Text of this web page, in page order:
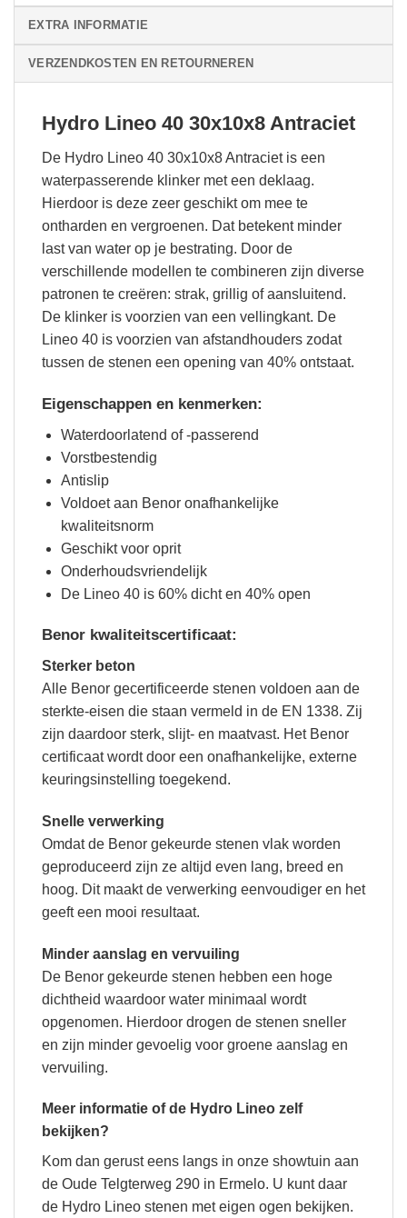
EXTRA INFORMATIE
VERZENDKOSTEN EN RETOURNEREN
Hydro Lineo 40 30x10x8 Antraciet
De Hydro Lineo 40 30x10x8 Antraciet is een
waterpasserende klinker met een deklaag.
Hierdoor is deze zeer geschikt om mee te
ontharden en vergroenen. Dat betekent minder
last van water op je bestrating. Door de
verschillende modellen te combineren zijn diverse
patronen te creëren: strak, grillig of aansluitend.
De klinker is voorzien van een vellingkant. De
Lineo 40 is voorzien van afstandhouders zodat
tussen de stenen een opening van 40% ontstaat.
Eigenschappen en kenmerken:
Waterdoorlatend of -passerend
Vorstbestendig
Antislip
Voldoet aan Benor onafhankelijke
kwaliteitsnorm
Geschikt voor oprit
Onderhoudsvriendelijk
De Lineo 40 is 60% dicht en 40% open
Benor kwaliteitscertificaat:
Sterker beton
Alle Benor gecertificeerde stenen voldoen aan de
sterkte-eisen die staan vermeld in de EN 1338. Zij
zijn daardoor sterk, slijt- en maatvast. Het Benor
certificaat wordt door een onafhankelijke, externe
keuringsinstelling toegekend.
Snelle verwerking
Omdat de Benor gekeurde stenen vlak worden
geproduceerd zijn ze altijd even lang, breed en
hoog. Dit maakt de verwerking eenvoudiger en het
geeft een mooi resultaat.
Minder aanslag en vervuiling
De Benor gekeurde stenen hebben een hoge
dichtheid waardoor water minimaal wordt
opgenomen. Hierdoor drogen de stenen sneller
en zijn minder gevoelig voor groene aanslag en
vervuiling.
Meer informatie of de Hydro Lineo zelf
bekijken?
Kom dan gerust eens langs in onze showtuin aan
de Oude Telgterweg 290 in Ermelo. U kunt daar
de Hydro Lineo stenen met eigen ogen bekijken.